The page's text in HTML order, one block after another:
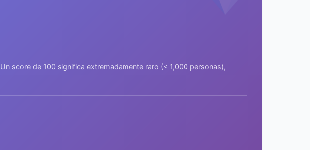
score de 100 significa extremadamente raro (< 1,000 personas),